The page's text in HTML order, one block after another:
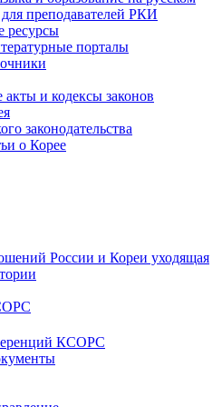
преподавателей РКИ
ресурсы
порталы
акты и кодексы законов
законодательства
о Корее
России и Кореи уходящая
КСОРС